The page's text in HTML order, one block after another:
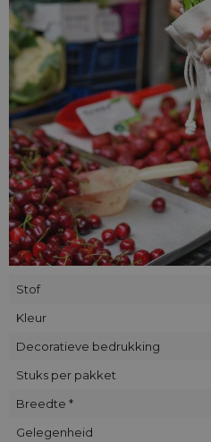
Saketos
en linnen
gebruik als productverpakking
gepersonaliseerd), als opberg-
boodschappentassen of
geschenkverpakkingen.
In het aanbod van onze winkel
gemaakt van een stof die
textuur/weefsel (katoen met
vezels) maar ook linnen zakken
linnen van Poolse productie.
Stof
Kleur
Decoratieve bedrukking
Stuks per pakket
Breedte *
Gelegenheid